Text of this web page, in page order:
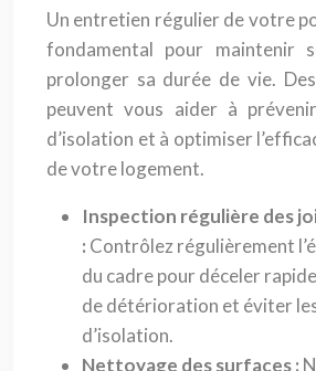
Un entretien régulier de votre
fondamental pour maintenir
prolonger sa durée de vie.
peuvent vous aider à
d’isolation et à optimiser
de votre logement.
Inspection régulière des
: Contrôlez régulièrement
du cadre pour déceler
de détérioration et éviter
d’isolation.
Nettoyage des surfaces :